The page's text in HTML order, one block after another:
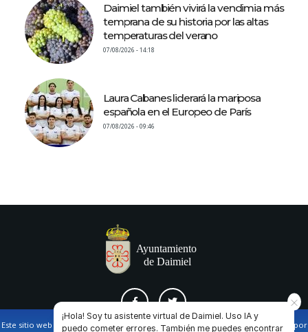
Daimiel también vivirá la vendimia más
temprana de su historia por las altas
temperaturas del verano
07/08/2026 - 14:18
Laura Cabanes liderará la mariposa
española en el Europeo de París
07/08/2026 - 09:46
Este sitio web utiliza cookies propias y de terceros para facilitar la navegación por
¡Hola! Soy tu asistente virtual de Daimiel. Uso IA y
puedo cometer errores. También me puedes encontrar